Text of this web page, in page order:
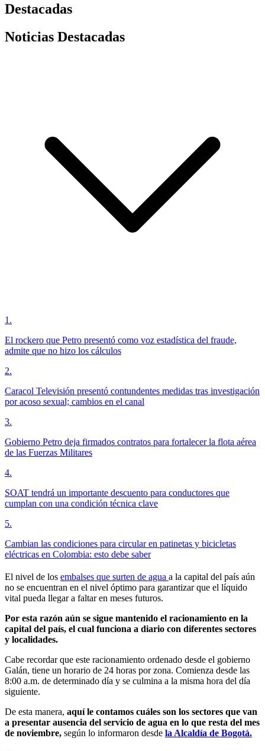
Destacadas
Noticias Destacadas
1 .
El rockero que Petro presentó como voz estadística del fraude,
admite que no hizo los cálculos
2.
Caracol Televisión presentó contundentes medidas tras investigación
por acoso sexual; cambios en el canal
3.
Gobierno Petro deja firmados contratos para fortalecer la flota aérea
de las Fuerzas Militares
4.
SOAT tendrá un importante descuento para conductores que
cumplan con una condición técnica clave
5.
Cambian las condiciones para circular en patinetas y bicicletas
eléctricas en Colombia: esto debe saber
El nivel de los embalses que surten de agua a la capital del país aún
no se encuentran en el nivel óptimo para garantizar que el líquido
vital pueda llegar a faltar en meses futuros.
Por esta razón aún se sigue mantenido el racionamiento en la
capital del país, el cual funciona a diario con diferentes sectores
y localidades.
Cabe recordar que este racionamiento ordenado desde el gobierno
Galán, tiene un horario de 24 horas por zona. Comienza desde las
8:00 a.m. de determinado día y se culmina a la misma hora del día
siguiente.
De esta manera, aquí le contamos cuáles son los sectores que van
a presentar ausencia del servicio de agua en lo que resta del mes
de noviembre, según lo informaron desde la Alcaldía de Bogotá.